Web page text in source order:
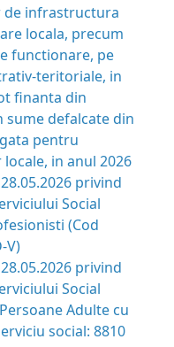
infrastructura
locala, precum
functionare, pe
teritoriale, in
finanta din
defalcate din
pentru
in anul 2026
28.05.2026 privind
Social
(Cod
V)
privind
Social
Adulte cu
social: 8810